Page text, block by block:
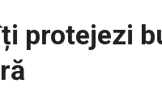
protejezi